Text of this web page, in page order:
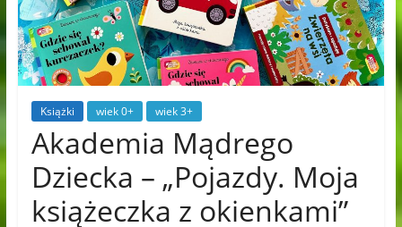
Książki wiek 0+ wiek 3+
Akademia Mądrego
Dziecka – „Pojazdy. Moja
książeczka z okienkami”